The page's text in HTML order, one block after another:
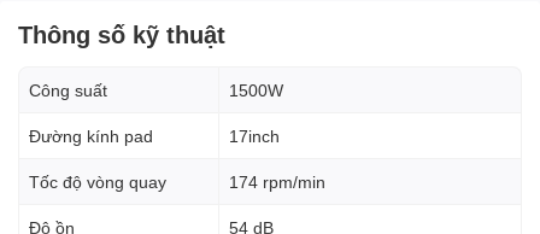
Thông số kỹ thuật
Công suất 1500W
Đường kính pad 17inch
Tốc độ vòng quay 174 rpm/min
Độ ồn 54 dB